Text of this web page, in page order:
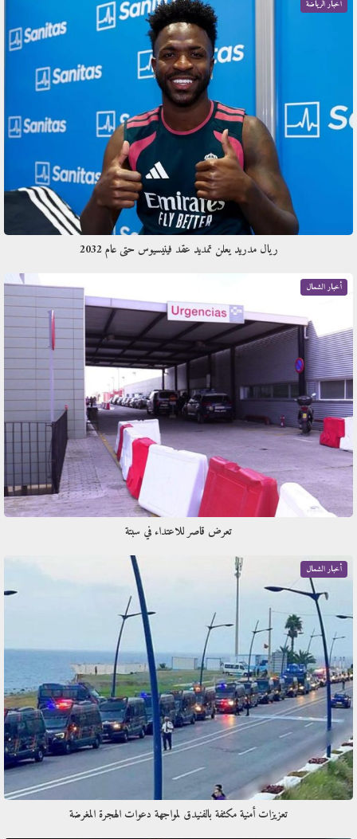
أخبار الرياضة
ريال مدريد يعلن تمديد عقد فينيسيوس حتى عام 2032
أخبار الشمال
تعرض قاصر للاعتداء في سبتة
أخبار الشمال
تعزيزات أمنية مكثفة بالفنيدق لمواجهة دعوات الهجرة المغرضة